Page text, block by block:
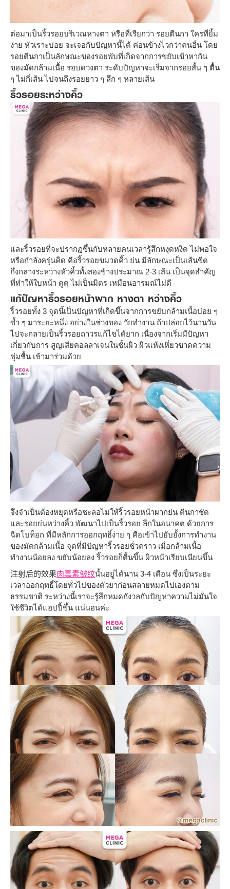
ต่อมาเป็นริ้วรอยบริเวณหางตา หรือที่เรียกว่า รอยตีนกา ใครที่ยิ้ม
ง่าย หัวเราะบ่อย จะเจอกับปัญหานี้ได้ ค่อนข้างไวกว่าคนอื่น โดย
รอยตีนกาเป็นลักษณะของรอยพับที่เกิดจากการขยับเข้าหากัน
ของมัดกล้ามเนื้อ รอบดวงตา ระดับปัญหาจะเริ่มจากรอยสั้น ๆ ตื้น
ๆ ไม่กี่เส้น ไปจนถึงรอยยาว ๆ ลึก ๆ หลายเส้น
ริ้วรอยระหว่างคิ้ว
และริ้วรอยที่จะปรากฏขึ้นกับหลายคนเวลารู้สึกหงุดหงิด ไม่พอใจ
หรือกำลังครุ่นคิด คือริ้วรอยขมวดคิ้ว ย่น มีลักษณะเป็นเส้นขีด
กึ่งกลางระหว่างหัวคิ้วทั้งสองข้างประมาณ 2-3 เส้น เป็นจุดสำคัญ
ที่ทำให้ใบหน้า ดูดุ ไม่เป็นมิตร เหมือนอารมณ์ไม่ดี
แก้ปัญหาริ้วรอยหน้าผาก หางตา หว่างคิ้ว
ริ้วรอยทั้ง 3 จุดนี้เป็นปัญหาที่เกิดขึ้นจากการขยับกล้ามเนื้อบ่อย ๆ
ซ้ำ ๆ มาระยะหนึ่ง อย่างในช่วงของ วัยทำงาน ถ้าปล่อยไว้นานวัน
ไปจะกลายเป็นริ้วรอยถาวรแก้ไขได้ยาก เนื่องจากเริ่มมีปัญหา
เกี่ยวกับการ สูญเสียคอลลาเจนในชั้นผิว ผิวแห้งเหี่ยวขาดความ
ชุ่มชื้น เข้ามาร่วมด้วย
จึงจำเป็นต้องหยุดหรือชะลอไม่ให้ริ้วรอยหน้าผากย่น ตีนกาชัด
และรอยย่นหว่างคิ้ว พัฒนาไปเป็นริ้วรอย ลึกในอนาคต ด้วยการ
ฉีดโบท็อก ที่มีหลักการออกฤทธิ์ง่าย ๆ คือเข้าไปยับยั้งการทำงาน
ของมัดกล้ามเนื้อ จุดที่มีปัญหาริ้วรอยชั่วคราว เมื่อกล้ามเนื้อ
ทำงานน้อยลง ขยับน้อยลง ริ้วรอยก็ตื้นขึ้น ผิวหน้าเรียบเนียนขึ้น
注射后的效果肉毒素皱纹นั้นอยู่ได้นาน 3-4 เดือน ซึ่งเป็นระยะ
เวลาออกฤทธิ์โดยทั่วไปของตัวยาก่อนสลายหมดไปเองตาม
ธรรมชาติ ระหว่างนี้เราจะรู้สึกหมดกังวลกับปัญหาความไม่มั่นใจ
ใช้ชีวิตได้แฮปปี้ขึ้น แน่นอนค่ะ